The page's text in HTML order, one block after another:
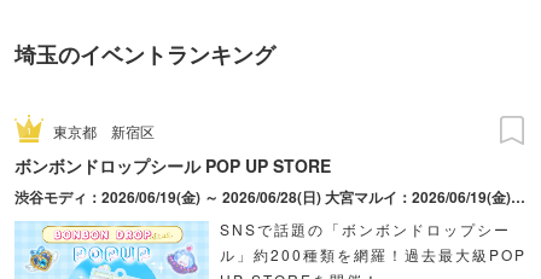
埼玉のイベントランキング
東京都 新宿区
ボンボンドロップシール POP UP STORE
渋谷モディ：2026/06/19(金) ～ 2026/06/28(日) 大宮マルイ：2026/06/19(金) ～ 2026/06/28(日) 新宿マルイ アネックス：2026/08/28(金) ～ 2026/09/06(日)
SNSで話題の「ボンボンドロップシー
ル」約200種類を網羅！過去最大級POP